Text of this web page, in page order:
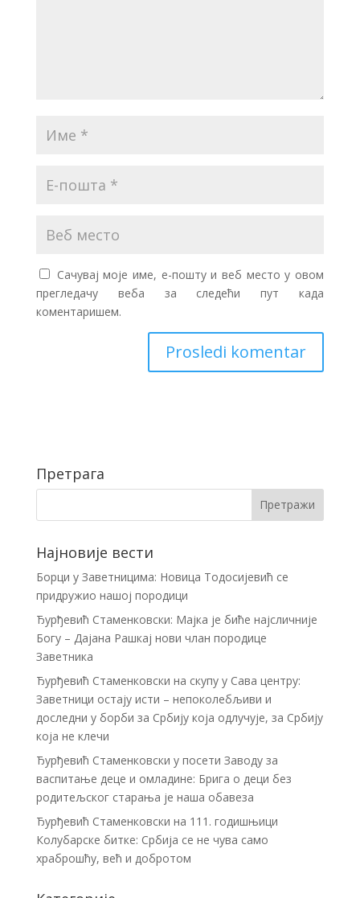
Сачувај моје име, е-пошту и веб место у овом
прегледачу веба за следећи пут када
коментаришем.
Претрага
Најновије вести
Борци у Заветницима: Новица Тодосијевић се
придружио нашој породици
Ђурђевић Стаменковски: Мајка је биће најсличније
Богу – Дајана Рашкај нови члан породице
Заветника
Ђурђевић Стаменковски на скупу у Сава центру:
Заветници остају исти – непоколебљиви и
доследни у борби за Србију која одлучује, за Србију
која не клечи
Ђурђевић Стаменковски у посети Заводу за
васпитање деце и омладине: Брига о деци без
родитељског старања је наша обавеза
Ђурђевић Стаменковски на 111. годишњици
Колубарске битке: Србија се не чува само
храброшћу, већ и добротом